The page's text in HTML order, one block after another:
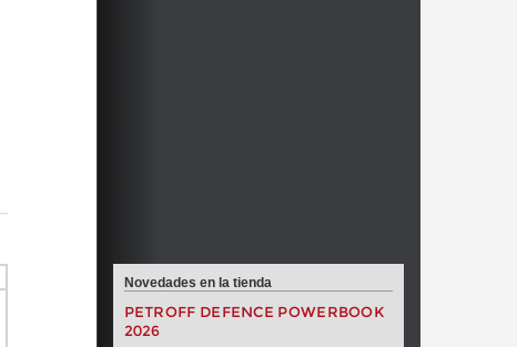
Novedades en la tienda
PETROFF DEFENCE POWERBOOK
2026